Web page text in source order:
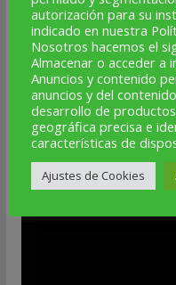
autorización para su
indicado en nuestra
Nosotros hacemos el
Almacenar o acceder a
Anuncios y contenido
anuncios y del
desarrollo de
geográfica precisa e
características de
Ajustes de Cookies